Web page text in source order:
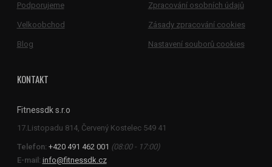
Podporujeme Zpracování osobních údajů
Velkoobchod Zásady zpracování cookies
Blog Nastavení souborů cookies
KONTAKT
Fitnessdk s.r.o
Telefon: +420 491 462 001 (08:00 - 17:00)
E-mail: info@fitnessdk.cz